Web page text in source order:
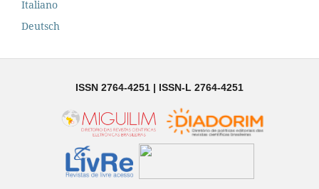
Italiano
Deutsch
ISSN 2764-4251 | ISSN-L 2764-4251